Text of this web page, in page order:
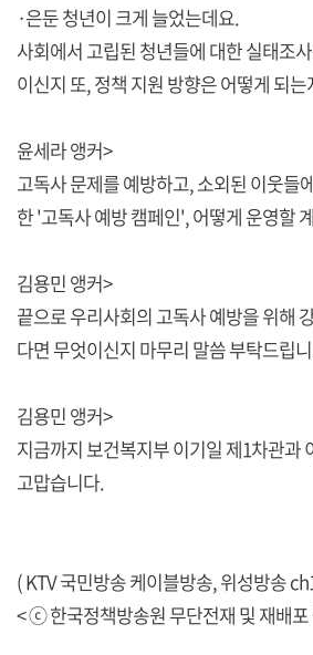
·은둔 청년이 크게 늘었는데요.
사회에서 고립된 청년들에 대한 실태조
이신지 또, 정책 지원 방향은 어떻게 되
윤세라 앵커>
고독사 문제를 예방하고, 소외된 이웃들
한 '고독사 예방 캠페인', 어떻게 운영할
김용민 앵커>
끝으로 우리사회의 고독사 예방을 위해
다면 무엇이신지 마무리 말씀 부탁드립
김용민 앵커>
지금까지 보건복지부 이기일 제1차관과
고맙습니다.
( KTV 국민방송 케이블방송, 위성방송
< ⓒ 한국정책방송원 무단전재 및 재배포